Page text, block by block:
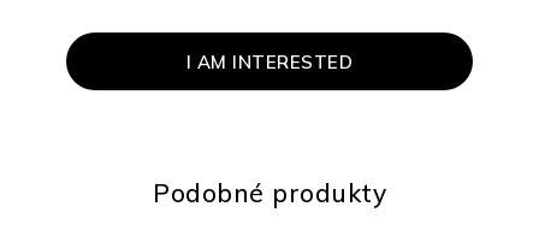
I AM INTERESTED
Podobné produkty